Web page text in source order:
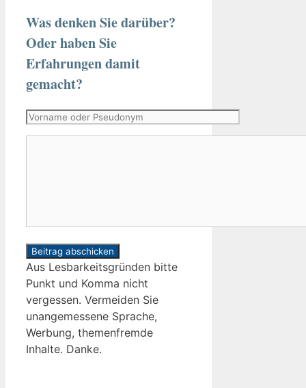
Was denken Sie darüber?
Oder haben Sie
Erfahrungen damit
gemacht?
Vorname
oder
Aus Lesbarkeitsgründen bitte
Punkt und Komma nicht
vergessen. Vermeiden Sie
unangemessene Sprache,
Werbung, themenfremde
Inhalte. Danke.